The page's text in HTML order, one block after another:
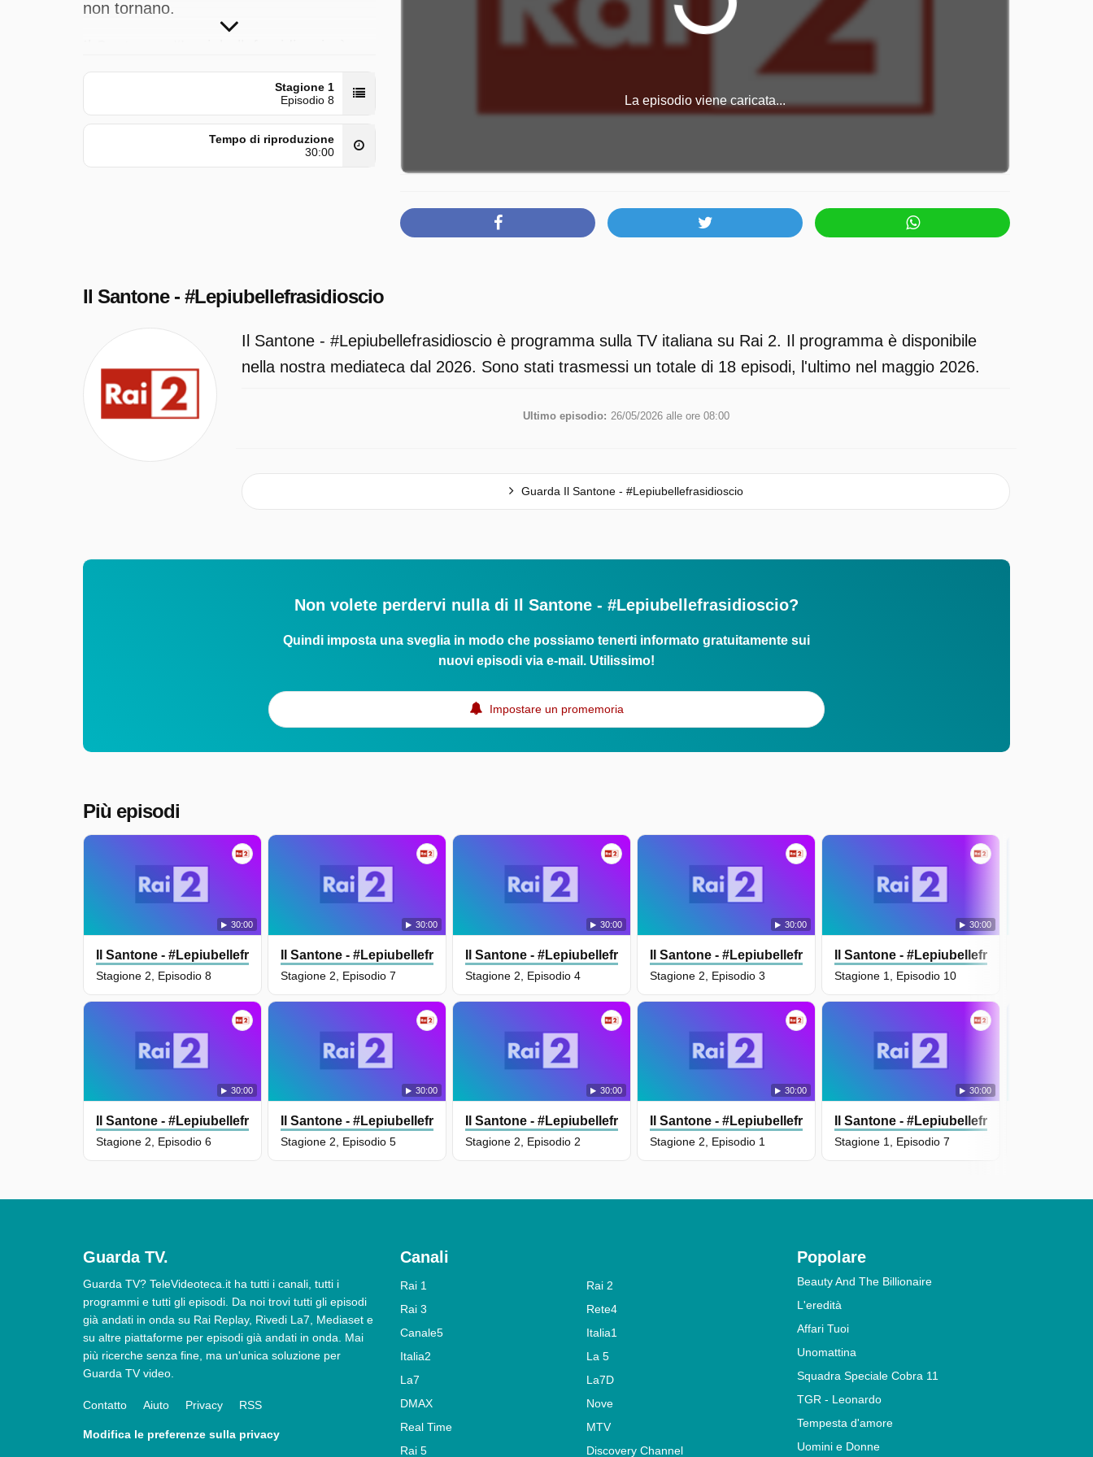
non tornano.
trasmesso da Rai 2 il martedì 12
maggio 2026 alle ore 08:00.
Stagione 1
Episodio 8
Tempo di riproduzione
30:00
La episodio viene caricata...
Il Santone - #Lepiubellefrasidioscio
Il Santone - #Lepiubellefrasidioscio è programma sulla TV italiana su Rai 2. Il programma è disponibile
nella nostra mediateca dal 2026. Sono stati trasmessi un totale di 18 episodi, l'ultimo nel maggio 2026.
Ultimo episodio: 26/05/2026 alle ore 08:00
Guarda Il Santone - #Lepiubellefrasidioscio
Non volete perdervi nulla di Il Santone - #Lepiubellefrasidioscio?
Quindi imposta una sveglia in modo che possiamo tenerti informato gratuitamente sui
nuovi episodi via e-mail. Utilissimo!
Impostare un promemoria
Più episodi
30:00
Il Santone - #Lepiubellefrasidioscio
Stagione 2, Episodio 8
30:00
Il Santone - #Lepiubellefrasidioscio
Stagione 2, Episodio 7
30:00
Il Santone - #Lepiubellefrasidioscio
Stagione 2, Episodio 6
30:00
Il Santone - #Lepiubellefrasidioscio
Stagione 2, Episodio 5
30:00
Il Santone - #Lepiubellefrasidioscio
Stagione 2, Episodio 4
30:00
Il Santone - #Lepiubellefrasidioscio
Stagione 2, Episodio 3
30:00
Il Santone - #Lepiubellefrasidioscio
Stagione 2, Episodio 2
30:00
Il Santone - #Lepiubellefrasidioscio
Stagione 2, Episodio 1
30:00
Il Santone - #Lepiubellefrasidioscio
Stagione 1, Episodio 10
30:00
Il Santone - #Lepiubellefrasidioscio
Stagione 1, Episodio 7
Guarda TV.
Guarda TV? TeleVideoteca.it ha tutti i canali, tutti i
programmi e tutti gli episodi. Da noi trovi tutti gli episodi
già andati in onda su Rai Replay, Rivedi La7, Mediaset e
su altre piattaforme per episodi già andati in onda. Mai
più ricerche senza fine, ma un'unica soluzione per
Guarda TV video.
Contatto Aiuto Privacy RSS
Modifica le preferenze sulla privacy
Canali
Rai 1
Rai 2
Rai 3
Rete4
Canale5
Italia1
Italia2
La 5
La7
La7D
DMAX
Nove
Real Time
MTV
Rai 5
Discovery Channel
Popolare
Beauty And The Billionaire
L'eredità
Affari Tuoi
Unomattina
Squadra Speciale Cobra 11
TGR - Leonardo
Tempesta d'amore
Uomini e Donne